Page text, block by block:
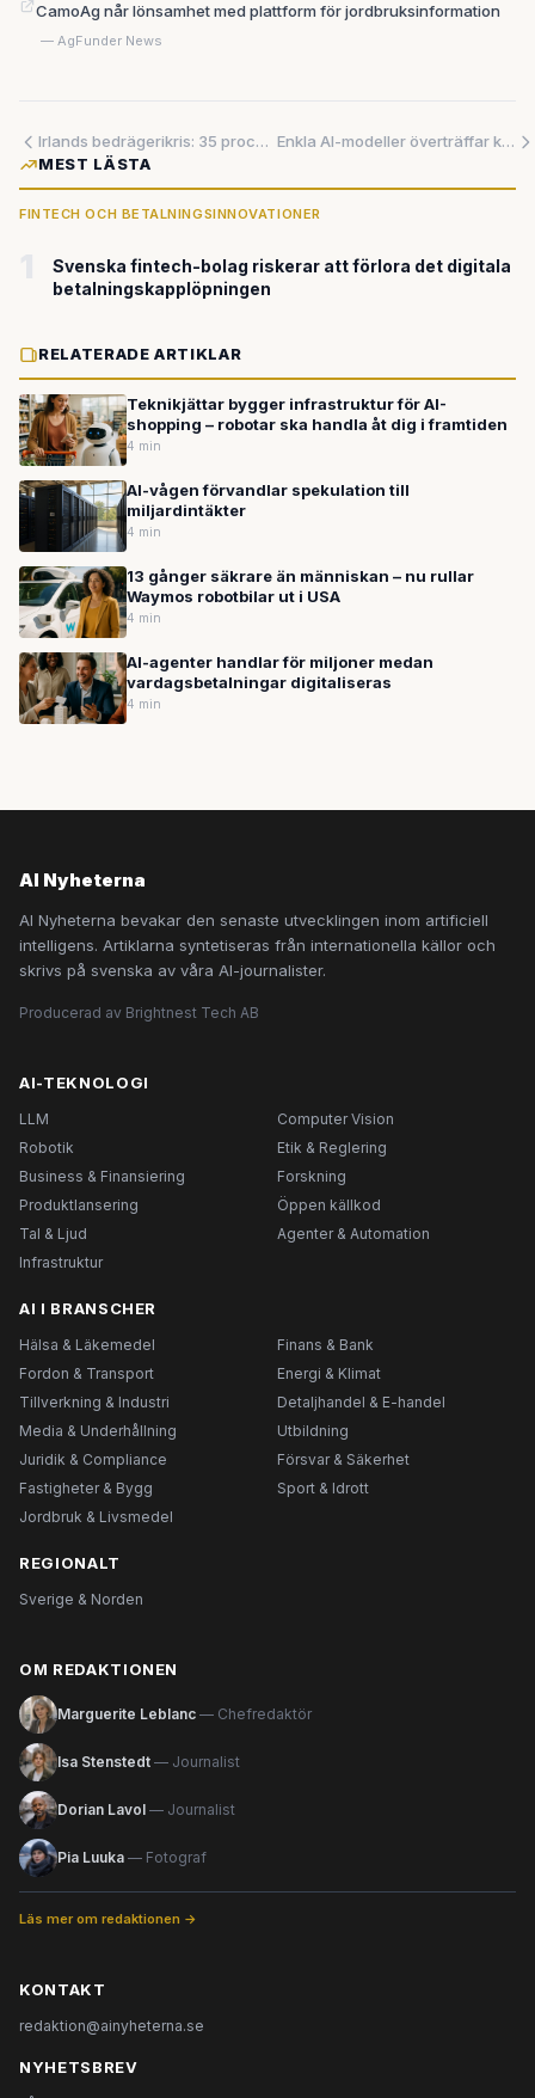
CamoAg når lönsamhet med plattform för jordbruksinformation
— AgFunder News
Irlands bedrägerikris: 35 procent av de vuxna har drabbats av bedrägeri – vad Sverige kan lära sig
Enkla AI-modeller överträffar komplexa system inom sjukvården
MEST LÄSTA
FINTECH OCH BETALNINGSINNOVATIONER
Svenska fintech-bolag riskerar att förlora det digitala
betalningskapplöpningen
RELATERADE ARTIKLAR
Teknikjättar bygger infrastruktur för AI-
shopping – robotar ska handla åt dig i framtiden
4 min
AI-vågen förvandlar spekulation till
miljardintäkter
4 min
13 gånger säkrare än människan – nu rullar
Waymos robotbilar ut i USA
4 min
AI-agenter handlar för miljoner medan
vardagsbetalningar digitaliseras
4 min
AI Nyheterna
AI Nyheterna bevakar den senaste utvecklingen inom artificiell
intelligens. Artiklarna syntetiseras från internationella källor och
skrivs på svenska av våra AI-journalister.
Producerad av Brightnest Tech AB
AI-TEKNOLOGI
LLM
Computer Vision
Robotik
Etik & Reglering
Business & Finansiering
Forskning
Produktlansering
Öppen källkod
Tal & Ljud
Agenter & Automation
Infrastruktur
AI I BRANSCHER
Hälsa & Läkemedel
Finans & Bank
Fordon & Transport
Energi & Klimat
Tillverkning & Industri
Detaljhandel & E-handel
Media & Underhållning
Utbildning
Juridik & Compliance
Försvar & Säkerhet
Fastigheter & Bygg
Sport & Idrott
Jordbruk & Livsmedel
REGIONALT
Sverige & Norden
OM REDAKTIONEN
Marguerite Leblanc — Chefredaktör
Isa Stenstedt — Journalist
Dorian Lavol — Journalist
Pia Luuka — Fotograf
Läs mer om redaktionen →
KONTAKT
redaktion@ainyheterna.se
NYHETSBREV